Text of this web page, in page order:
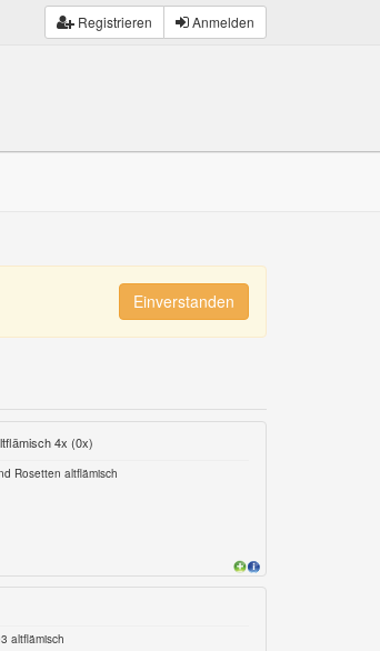
Registrieren Anmelden
Einverstanden
4x (0x)
Rosetten altflämisch
altflämisch